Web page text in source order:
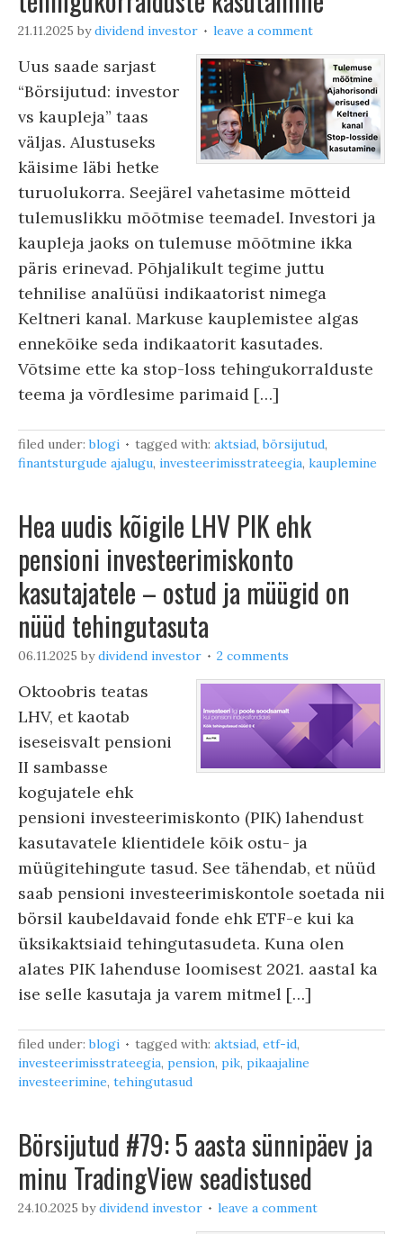
21.11.2025 bydividend investor leave a comment
Uus saade sarjast
“Börsijutud: investor
vs kaupleja” taas
väljas. Alustuseks
käisime läbi hetke
turuolukorra. Seejärel vahetasime mõtteid
tulemuslikku mõõtmise teemadel. Investori ja
kaupleja jaoks on tulemuse mõõtmine ikka
päris erinevad. Põhjalikult tegime juttu
tehnilise analüüsi indikaatorist nimega
Keltneri kanal. Markuse kauplemistee algas
ennekõike seda indikaatorit kasutades.
Võtsime ette ka stop-loss tehingukorralduste
teema ja võrdlesime parimaid […]
filed under:blogi tagged with: aktsiad,börsijutud,
finantsturgude ajalugu, investeerimisstrateegia, kauplemine
Hea uudis kõigile LHV PIK ehk
pensioni investeerimiskonto
kasutajatele – ostud ja müügid on
nüüd tehingutasuta
06.11.2025 bydividend investor 2 comments
Oktoobris teatas
LHV, et kaotab
iseseisvalt pensioni
II sambasse
kogujatele ehk
pensioni investeerimiskonto (PIK) lahendust
kasutavatele klientidele kõik ostu- ja
müügitehingute tasud. See tähendab, et nüüd
saab pensioni investeerimiskontole soetada nii
börsil kaubeldavaid fonde ehk ETF-e kui ka
üksikaktsiaid tehingutasudeta. Kuna olen
alates PIK lahenduse loomisest 2021. aastal ka
ise selle kasutaja ja varem mitmel […]
filed under:blogi tagged with: aktsiad, etf-id,
investeerimisstrateegia, pension, pik, pikaajaline
investeerimine, tehingutasud
Börsijutud #79: 5 aasta sünnipäev ja
minu TradingView seadistused
24.10.2025 bydividend investor leave a comment